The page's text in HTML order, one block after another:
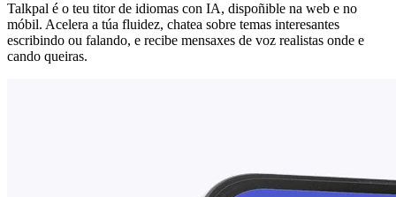
Talkpal é o teu titor de idiomas con IA, dispoñible na web e no
móbil. Acelera a túa fluidez, chatea sobre temas interesantes
escribindo ou falando, e recibe mensaxes de voz realistas onde e
cando queiras.